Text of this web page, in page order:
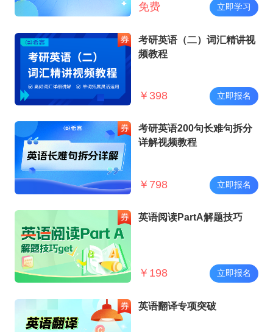
免费 立即学习
考研英语（二）词汇精讲视
频教程
￥ 398 立即报名
考研英语200句长难句拆分
详解视频教程
￥ 798 立即报名
英语阅读PartA解题技巧
￥ 198 立即报名
英语翻译专项突破